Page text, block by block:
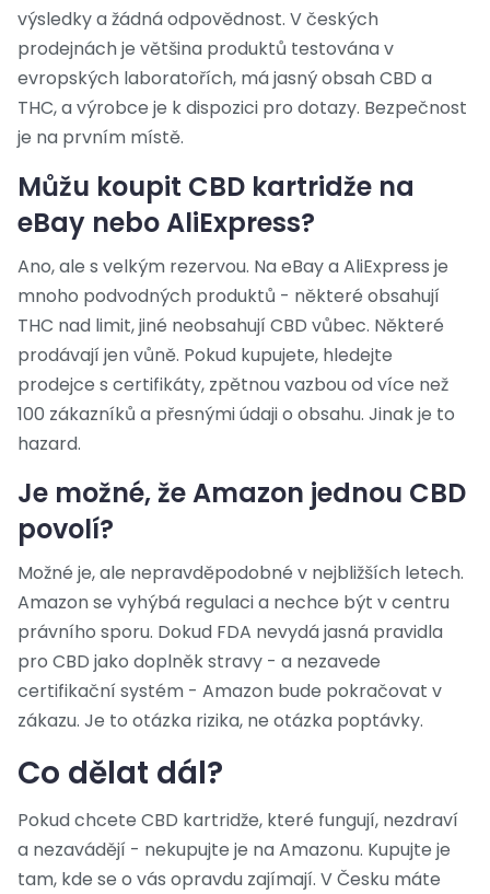
výsledky a žádná odpovědnost. V českých
prodejnách je většina produktů testována v
evropských laboratořích, má jasný obsah CBD a
THC, a výrobce je k dispozici pro dotazy. Bezpečnost
je na prvním místě.
Můžu koupit CBD kartridže na
eBay nebo AliExpress?
Ano, ale s velkým rezervou. Na eBay a AliExpress je
mnoho podvodných produktů - některé obsahují
THC nad limit, jiné neobsahují CBD vůbec. Některé
prodávají jen vůně. Pokud kupujete, hledejte
prodejce s certifikáty, zpětnou vazbou od více než
100 zákazníků a přesnými údaji o obsahu. Jinak je to
hazard.
Je možné, že Amazon jednou CBD
povolí?
Možné je, ale nepravděpodobné v nejbližších letech.
Amazon se vyhýbá regulaci a nechce být v centru
právního sporu. Dokud FDA nevydá jasná pravidla
pro CBD jako doplněk stravy - a nezavede
certifikační systém - Amazon bude pokračovat v
zákazu. Je to otázka rizika, ne otázka poptávky.
Co dělat dál?
Pokud chcete CBD kartridže, které fungují, nezdraví
a nezavádějí - nekupujte je na Amazonu. Kupujte je
tam, kde se o vás opravdu zajímají. V Česku máte